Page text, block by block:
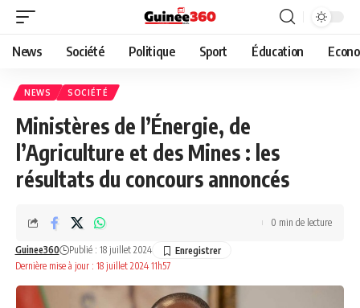
News Société Politique Sport Éducation
NEWS SOCIÉTÉ
Ministères de l’Énergie, de
l’Agriculture et des Mines : les
résultats du concours annoncés
Dernière mise à jour : 18 juillet 2024 11h57
Guinee360 Publié : 18 juillet 2024
0 min de lecture